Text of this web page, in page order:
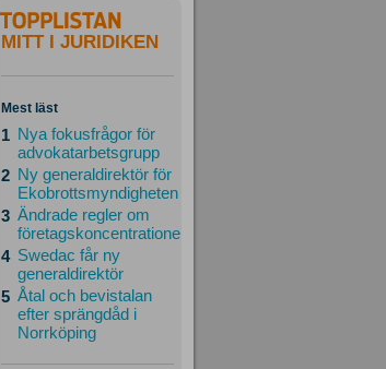
MITT I JURIDIKEN
Mest läst
1 Nya fokusfrågor för
advokatarbetsgrupp
2 Ny generaldirektör för
Ekobrottsmyndigheten
3 Ändrade regler om
företagskoncentrationer
4 Swedac får ny
generaldirektör
5 Åtal och bevistalan
efter sprängdåd i
Norrköping